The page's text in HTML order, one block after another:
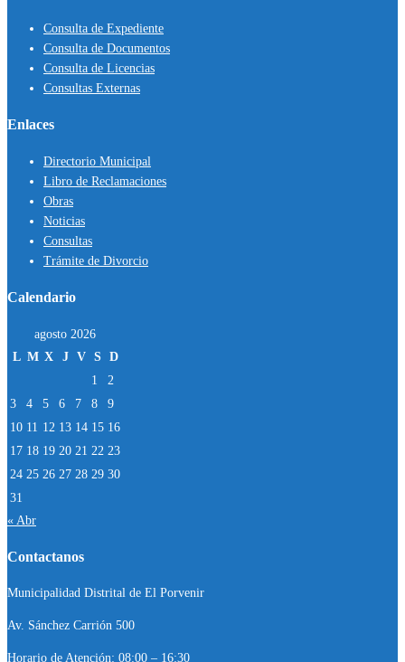
Consulta de Expediente
Consulta de Documentos
Consulta de Licencias
Consultas Externas
Enlaces
Directorio Municipal
Libro de Reclamaciones
Obras
Noticias
Consultas
Trámite de Divorcio
Calendario
agosto 2026
L M X J V S D
1
2
3
4 5 6 7 8
9
10 11 12 13 14 15 16
17 18 19 20 21 22 23
24 25 26 27 28 29 30
31
« Abr
Contactanos
Municipalidad Distrital de El Porvenir
Av. Sánchez Carrión 500
Horario de Atención: 08:00 – 16:30